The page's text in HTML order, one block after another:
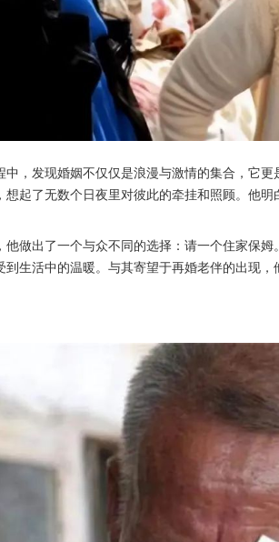
，发现婚姻不仅仅是浪漫与激情的集合，它
想起了无数个日夜里对彼此的牵挂和照顾。他
做出了一个与众不同的选择：请一个住家保
生活中的温暖。与其寄望于再婚老伴的出现